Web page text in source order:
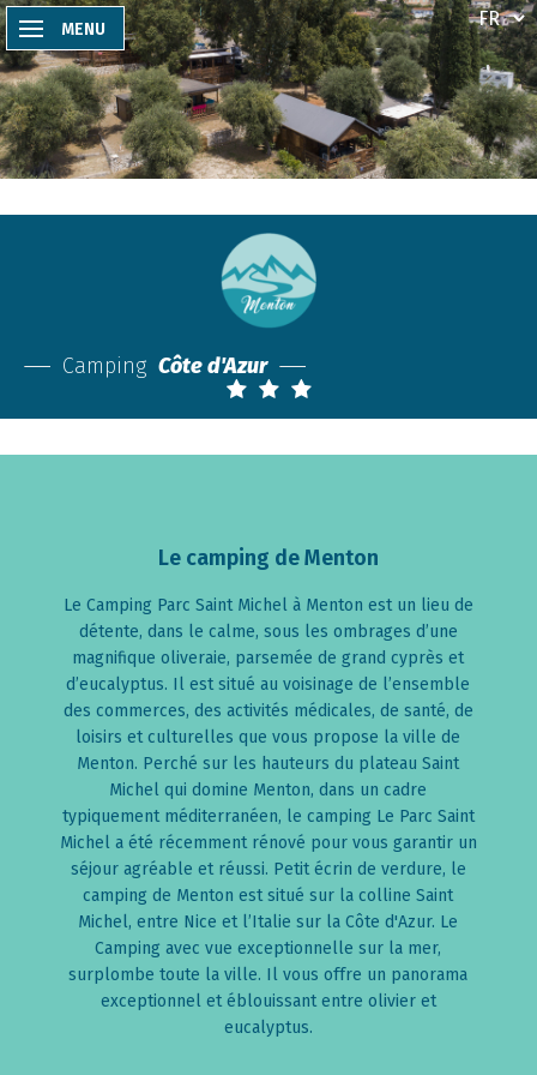
MENU
Camping Côte d'Azur
Le camping de Menton
Le Camping Parc Saint Michel à Menton est un lieu de
détente, dans le calme, sous les ombrages d’une
magnifique oliveraie, parsemée de grand cyprès et
d’eucalyptus. Il est situé au voisinage de l’ensemble
des commerces, des activités médicales, de santé, de
loisirs et culturelles que vous propose la ville de
Menton. Perché sur les hauteurs du plateau Saint
Michel qui domine Menton, dans un cadre
typiquement méditerranéen, le camping Le Parc Saint
Michel a été récemment rénové pour vous garantir un
séjour agréable et réussi. Petit écrin de verdure, le
camping de Menton est situé sur la colline Saint
Michel, entre Nice et l’Italie sur la Côte d'Azur. Le
Camping avec vue exceptionnelle sur la mer,
surplombe toute la ville. Il vous offre un panorama
exceptionnel et éblouissant entre olivier et
eucalyptus.